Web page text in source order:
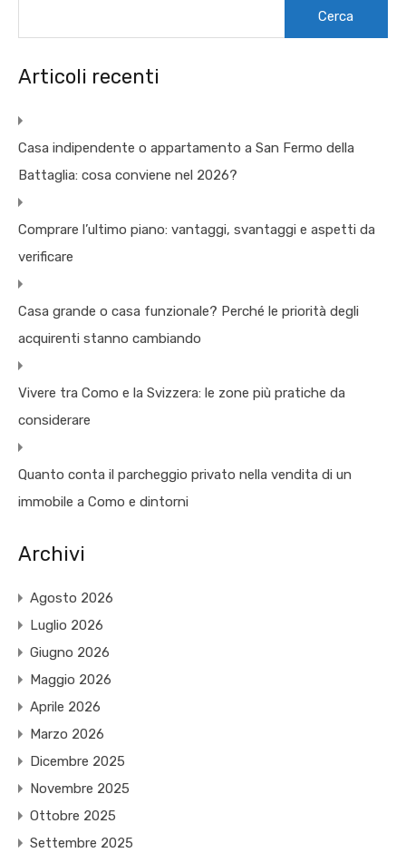
Articoli recenti
Casa indipendente o appartamento a San Fermo della
Battaglia: cosa conviene nel 2026?
Comprare l’ultimo piano: vantaggi, svantaggi e aspetti da
verificare
Casa grande o casa funzionale? Perché le priorità degli
acquirenti stanno cambiando
Vivere tra Como e la Svizzera: le zone più pratiche da
considerare
Quanto conta il parcheggio privato nella vendita di un
immobile a Como e dintorni
Archivi
Agosto 2026
Luglio 2026
Giugno 2026
Maggio 2026
Aprile 2026
Marzo 2026
Dicembre 2025
Novembre 2025
Ottobre 2025
Settembre 2025